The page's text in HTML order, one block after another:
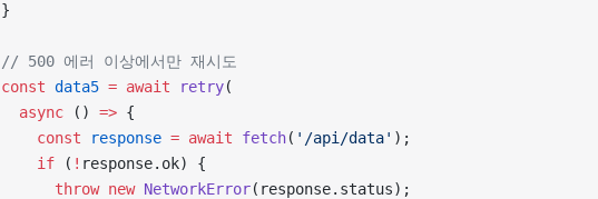
}
// 500 에러 이상에서만 재시도
const data5 = await retry(
  async
() => {
    const
response = await fetch( '/api/data' );
    if
( ! response.ok) {
      throw
new NetworkError(response.status);